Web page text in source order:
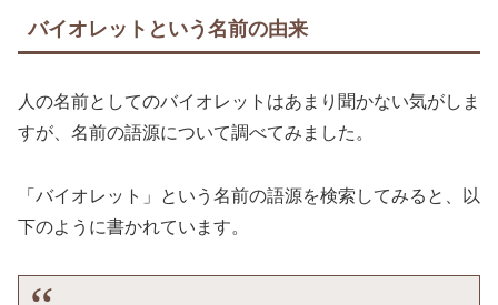
バイオレットという名前の由来
人の名前としてのバイオレットはあまり聞かない気がしま
すが、名前の語源について調べてみました。
「バイオレット」という名前の語源を検索してみると、以
下のように書かれています。